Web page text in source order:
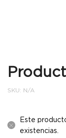
SKU: N/A
Este
existencias.